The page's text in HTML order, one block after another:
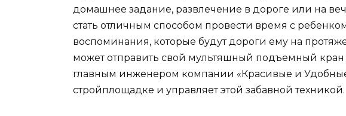
домашнее задание, развлечение в дороге или на
стать отличным способом провести время с
воспоминания, которые будут дороги ему на
может отправить свой мультяшный подъемный кран
главным инженером компании «Красивые и
стройплощадке и управляет этой забавной техникой.